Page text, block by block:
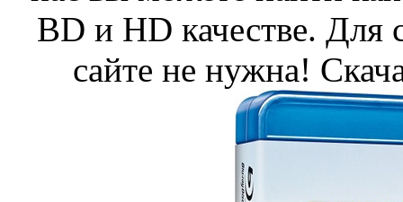
BD и HD качестве. Для
сайте не нужна!